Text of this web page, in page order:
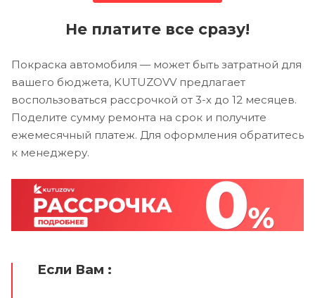
Не платите все сразу!
Покраска автомобиля — может быть затратной для
вашего бюджета, KUTUZOVV предлагает
воспользоваться рассрочкой от 3-х до 12 месяцев.
Поделите сумму ремонта на срок и получите
ежемесячный платеж. Для оформления обратитесь
к менеджеру.
Если Вам :